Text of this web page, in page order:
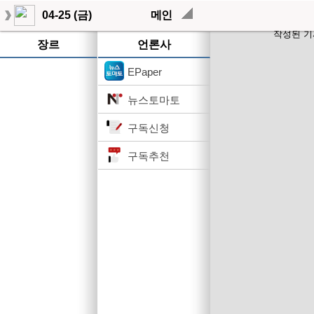
04-25 (금) 메인
장르 언론사
EPaper
뉴스토마토
구독신청
구독추천
작성된